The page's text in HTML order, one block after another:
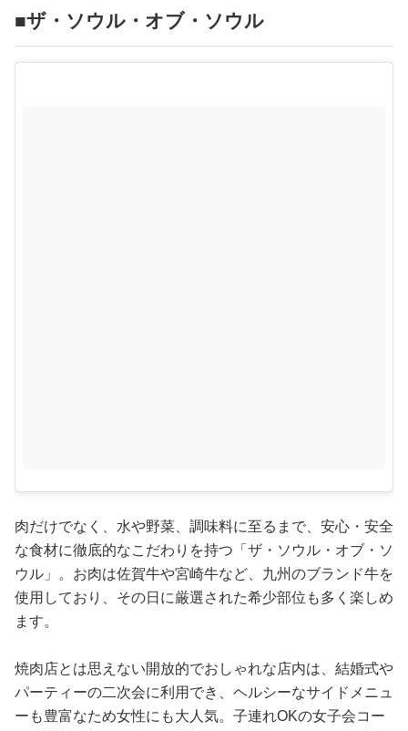
■ザ・ソウル・オブ・ソウル
肉だけでなく、水や野菜、調味料に至るまで、安心・安全
な食材に徹底的なこだわりを持つ「ザ・ソウル・オブ・ソ
ウル」。お肉は佐賀牛や宮崎牛など、九州のブランド牛を
使用しており、その日に厳選された希少部位も多く楽しめ
ます。
焼肉店とは思えない開放的でおしゃれな店内は、結婚式や
パーティーの二次会に利用でき、ヘルシーなサイドメニュ
ーも豊富なため女性にも大人気。子連れOKの女子会コー